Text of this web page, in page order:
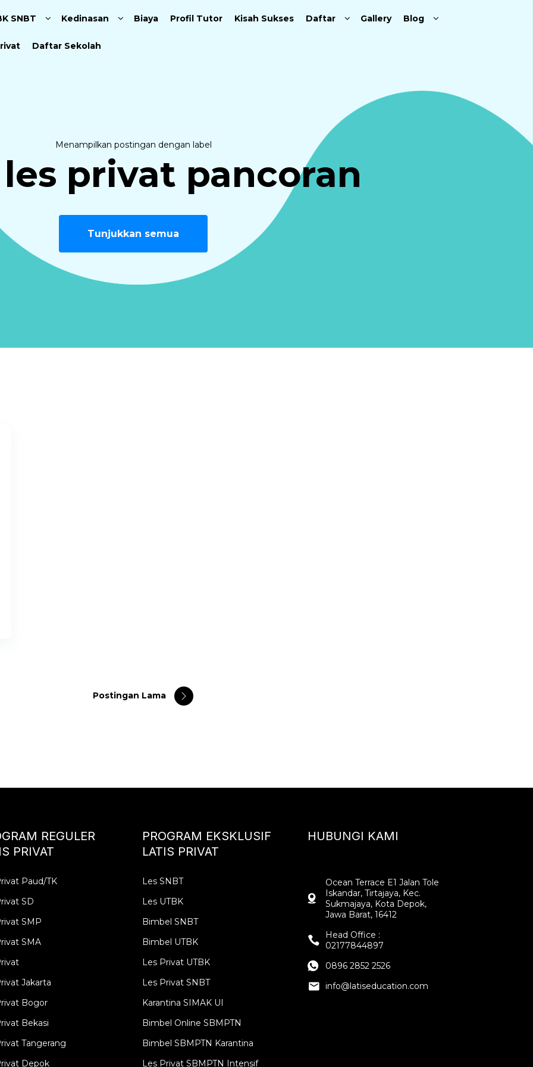
Langsung ke konten utama
SNBT Kedinasan Biaya Profil Tutor Kisah Sukses Daftar Gallery Blog
Daftar Sekolah
Menampilkan postingan dengan label
privat pancoran
Tunjukkan semua
Postingan Lama
REGULER
PRIVAT
Paud/TK
SD
SMP
SMA
Jakarta
Bogor
Bekasi
Tangerang
Depok
PROGRAM EKSKLUSIF
LATIS PRIVAT
Les SNBT
Les UTBK
Bimbel SNBT
Bimbel UTBK
Les Privat UTBK
Les Privat SNBT
Karantina SIMAK UI
Bimbel Online SBMPTN
Bimbel SBMPTN Karantina
Les Privat SBMPTN Intensif
HUBUNGI KAMI
Ocean Terrace E1 Jalan Tole
Iskandar, Tirtajaya, Kec.
Sukmajaya, Kota Depok,
Jawa Barat, 16412
Head Office :
02177844897
0896 2852 2526
info@latiseducation.com